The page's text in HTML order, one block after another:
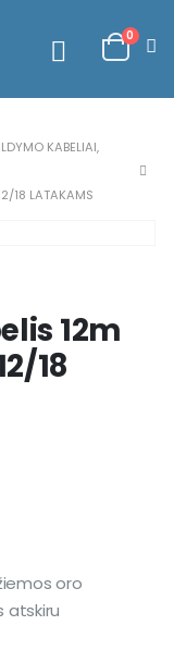
0
KABELIAI,
18 LATAKAMS
12m
18
oro
atskiru